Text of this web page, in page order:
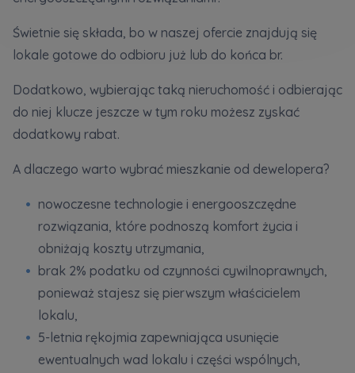
Świetnie się składa, bo w naszej ofercie znajdują się
lokale gotowe do odbioru już lub do końca br.
Dodatkowo, wybierając taką nieruchomość i odbierając
do niej klucze jeszcze w tym roku możesz zyskać
dodatkowy rabat.
A dlaczego warto wybrać mieszkanie od dewelopera?
nowoczesne technologie i energooszczędne
rozwiązania, które podnoszą komfort życia i
obniżają koszty utrzymania,
brak 2% podatku od czynności cywilnoprawnych,
ponieważ stajesz się pierwszym właścicielem
lokalu,
5-letnia rękojmia zapewniająca usunięcie
ewentualnych wad lokalu i części wspólnych,
Zamawiam obsługę w języku ukraińskim (Замовляю
контакт українською мовою)
Wyrażam wszystkie zgody
Informujemy, że w trosce o najwyższą jakość i
Wyrażam zgodę na otrzymywanie informacji
handlowych od
...
Rozwiń
treści swoich
Rozwiń
Кожна особа має право отримати доступ до
своїх персональних
розширити
Регламент надання електронних послуг товариством гк
Murapol
Зв’яжіться з нами
Wyślij
Wyślij